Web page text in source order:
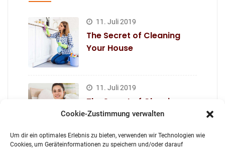
Cookie-Zustimmung verwalten
Um dir ein optimales Erlebnis zu bieten, verwenden wir Technologien wie
Cookies, um Geräteinformationen zu speichern und/oder darauf
11. Juli 2019
The Secret of Cleaning
Your House
11. Juli 2019
The Secret of Cleaning
Your Office